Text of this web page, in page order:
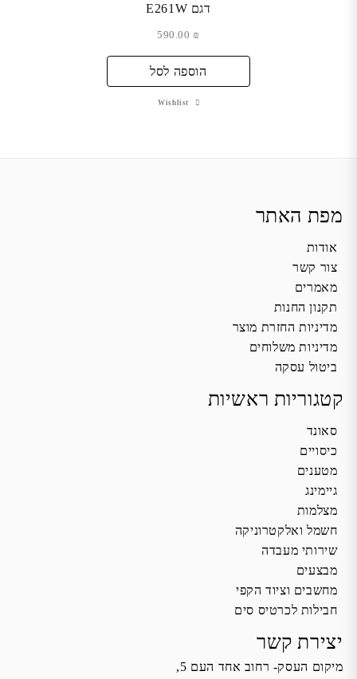
דגם E261W
₪
הוספה לסל
Wishlist
מפת האתר
אודות
צור קשר
מאמרים
תקנון החנות
מדיניות החזרת מוצר
מדיניות משלוחים
ביטול עסקה
קטגוריות ראשיות
סאונד
כיסויים
מטענים
גיימינג
מצלמות
חשמל ואלקטרוניקה
שירותי מעבדה
מבצעים
מחשבים וציוד הקפי
חבילות לכרטיס סים
יצירת קשר
מיקום העסק- רחוב אחד העם 5,